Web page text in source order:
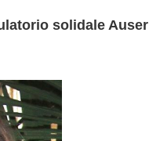
solidale Auser